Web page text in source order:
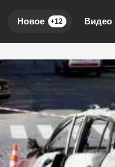
Новое +12 Видео